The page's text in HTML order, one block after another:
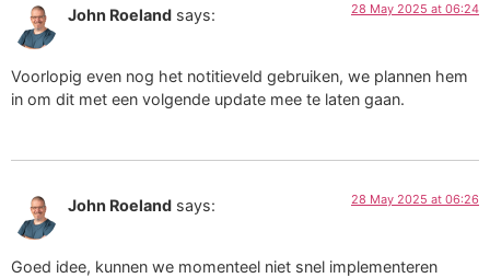
John Roeland says: 28 May 2025 at 06:24
Voorlopig even nog het notitieveld gebruiken, we plannen hem
in om dit met een volgende update mee te laten gaan.
John Roeland says: 28 May 2025 at 06:26
Goed idee, kunnen we momenteel niet snel implementeren